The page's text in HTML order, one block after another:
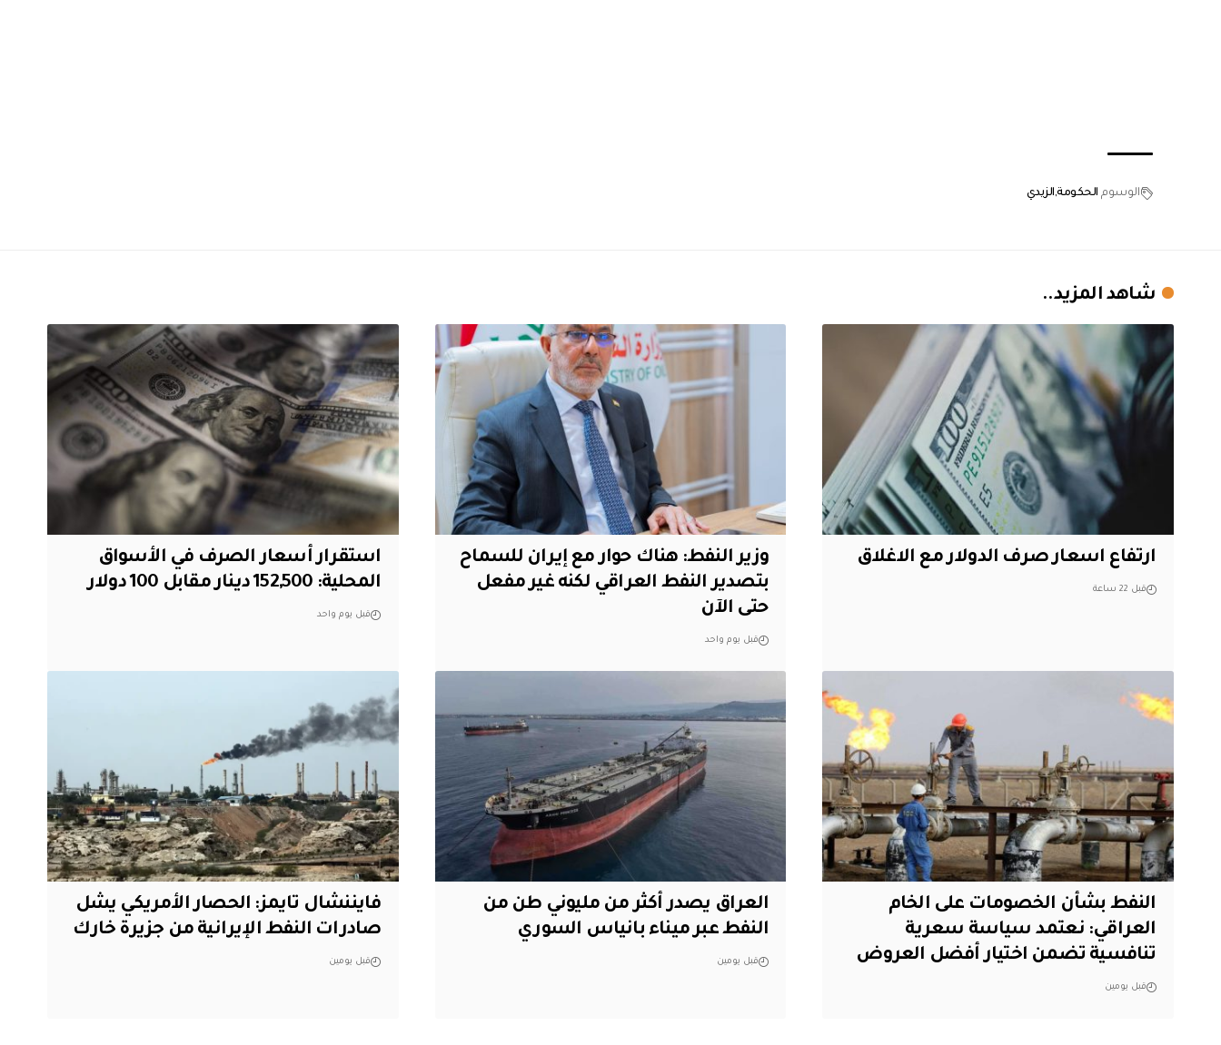
الوسوم الحكومة الزيدي
شاهد المزيد..
ارتفاع اسعار صرف الدولار مع الاغلاق
قبل 22 ساعة
وزير النفط: هناك حوار مع إيران للسماح
بتصدير النفط العراقي لكنه غير مفعل
حتى الآن
قبل يوم واحد
استقرار أسعار الصرف في الأسواق
المحلية: 152,500 دينار مقابل 100 دولار
قبل يوم واحد
النفط بشأن الخصومات على الخام
العراقي: نعتمد سياسة سعرية
تنافسية تضمن اختيار أفضل العروض
قبل يومين
العراق يصدر أكثر من مليوني طن من
النفط عبر ميناء بانياس السوري
قبل يومين
فايننشال تايمز: الحصار الأمريكي يشل
صادرات النفط الإيرانية من جزيرة خارك
قبل يومين